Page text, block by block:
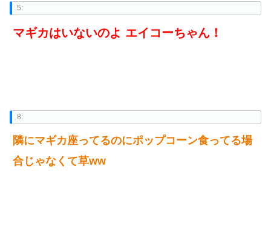
5:
マギカはいないのよ エイコーちゃん！
8:
隣にマギカ座ってるのにポップコーン食ってる場
合じゃなくて草ww